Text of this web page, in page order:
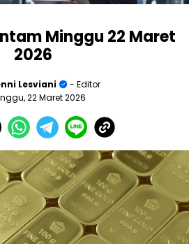
Minggu 22 Maret
2026
Lesviani
- Editor
22 Maret 2026